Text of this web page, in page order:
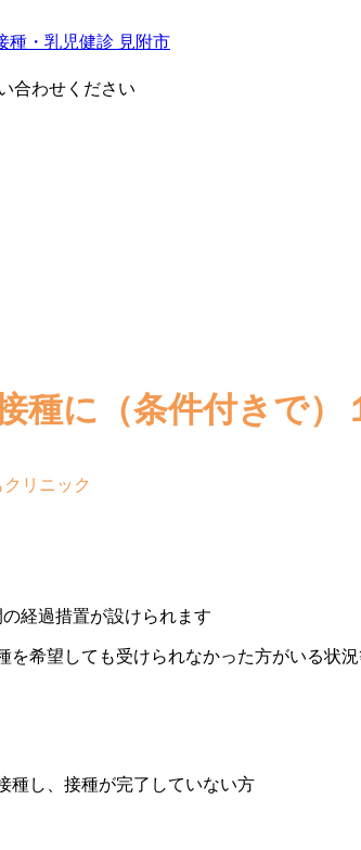
合わせください
種に（条件付きで）
リニック
経過措置が設けられます
希望しても受けられなかった方がいる状
種し、接種が完了していない方